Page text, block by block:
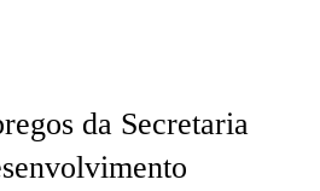
da Secretaria